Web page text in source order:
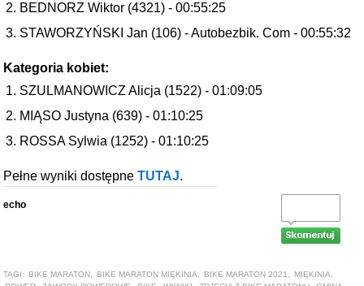
BEDNORZ Wiktor (4321) - 00:55:25
STAWORZYŃSKI Jan (106) - Autobezbik. Com - 00:55:32
Kategoria kobiet:
SZULMANOWICZ Alicja (1522) - 01:09:05
MIĄSO Justyna (639) - 01:10:25
ROSSA Sylwia (1252) - 01:10:25
Pełne wyniki dostępneTUTAJ.
echo
TAGI: BIKE MARATON BIKE MARATON MIĘKINIA BIKE MARATON 2021 MIĘKINIA